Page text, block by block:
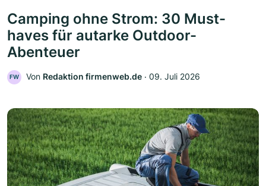
Camping ohne Strom: 30 Must-
haves für autarke Outdoor-
Abenteuer
FW Von Redaktion firmenweb.de ‧ 09. Juli 2026